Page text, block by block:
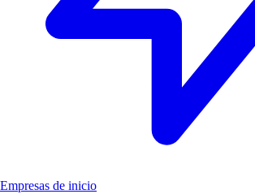
Empresas de inicio